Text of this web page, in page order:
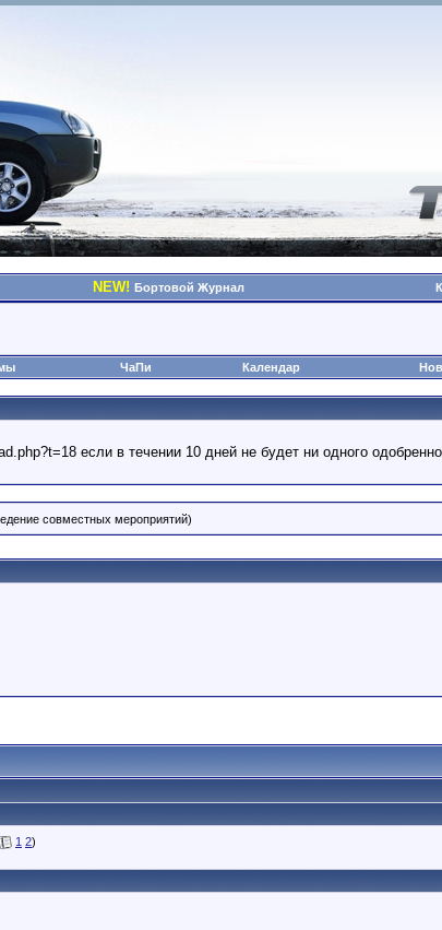
NEW! Бортовой Журнал
ЧаПи Календар
если в течении 10 дней не будет ни одного
совместных мероприятий)
1 2)